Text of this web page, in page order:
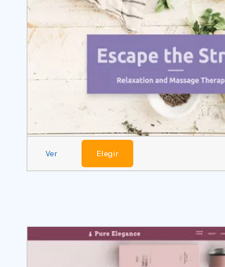
Ver Elegir